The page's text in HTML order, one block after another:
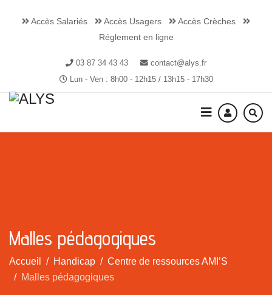
Accès Salariés Accès Usagers
Accès Crèches
Réglement en ligne
03 87 34 43 43
contact@alys.fr
Lun - Ven : 8h00 - 12h15 / 13h15 - 17h30
Malles pédagogiques
Accueil Handicap
Centre de ressources AMI’S
Malles pédagogiques